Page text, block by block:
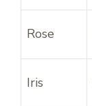
Rose
Iris